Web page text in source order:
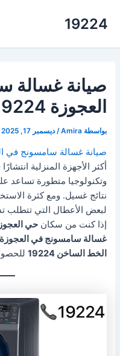
19224
صيانة غسالة
العجوزة 19224
بواسطة Amira
/ديسمبر 17, 2025
صيانة غسالة سامسونج في
أكثر الأجهزة المنزلية
وتكنولوجيا متطورة تساعد
نتائج غسيل. ومع كثرة
لبعض الأعطال التي
إذا كنت من سكانحي
غسالة سامسونج في العجوزة
الخط الساخن 19224